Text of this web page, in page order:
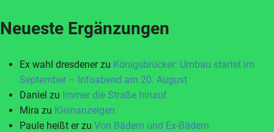
Neueste Ergänzungen
Ex wahl dresdenerzu Königsbrücker: Umbau startet im
September – Infoabend am 20. August
Daniel zu Immer die Straße hinauf
Mira zu Kleinanzeigen
Paule heißt erzu Von Bädern und Ex-Bädern